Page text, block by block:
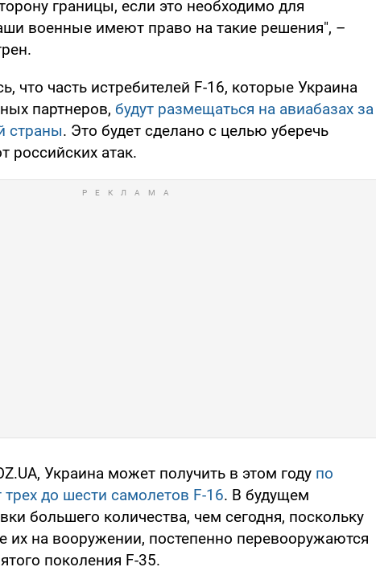
границы, если это необходимо для
военные имеют право на такие решения", –
что часть истребителей F-16, которые Украина
партнеров, будут размещаться на авиабазах за
страны. Это будет сделано с целью уберечь
российских атак.
Украина может получить в этом году по
до шести самолетов F-16. В будущем
большего количества, чем сегодня, поскольку
на вооружении, постепенно перевооружаются
поколения F-35.